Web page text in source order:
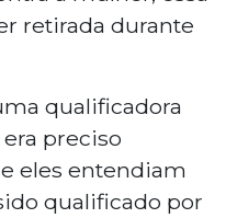
retirada durante
qualificadora
preciso
eles entendiam
qualificado por